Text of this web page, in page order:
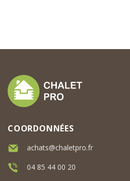
COORDONNÉES
achats@chaletpro.fr
04 85 44 00 20